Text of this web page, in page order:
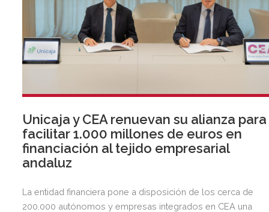
Unicaja y CEA renuevan su alianza para
facilitar 1.000 millones de euros en
financiación al tejido empresarial
andaluz
La entidad financiera pone a disposición de los cerca de
200.000 autónomos y empresas integrados en CEA una